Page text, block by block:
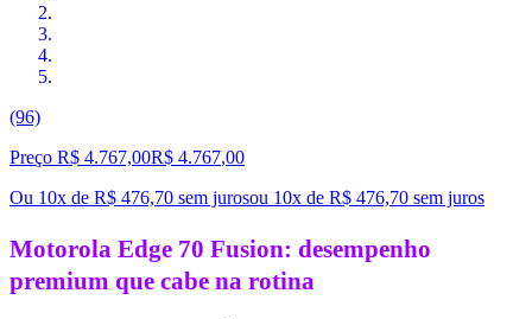
(96)
Preço R$ 4.767,00R$ 4.767,00
Ou 10x de R$ 476,70 sem jurosou 10x de R$ 476,70 sem juros
Motorola Edge 70 Fusion: desempenho
premium que cabe na rotina